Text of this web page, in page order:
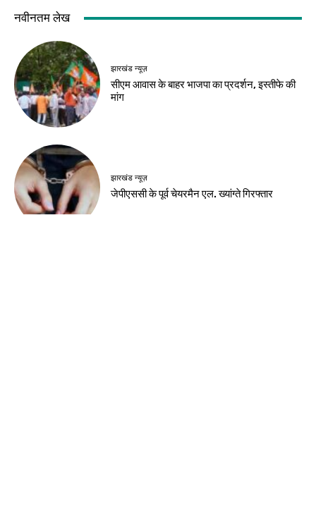
नवीनतम लेख
झारखंड न्यूज़
सीएम आवास के बाहर भाजपा का प्रदर्शन, इस्तीफे की
मांग
झारखंड न्यूज़
जेपीएससी के पूर्व चेयरमैन एल. ख्यांग्ते गिरफ्तार